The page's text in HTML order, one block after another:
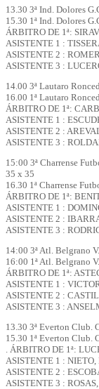
13.30 3ª Ind. Dolores
15.30 1ª Ind. Dolores
ÁRBITRO DE 1ª:
ASISTENTE 1 :
ASISTENTE 2 :
ASISTENTE 3 :
14.00 3ª Lautaro
16.00 1ª Lautaro
ÁRBITRO DE 1ª:
ASISTENTE 1 :
ASISTENTE 2 :
ASISTENTE 3 :
15:00 3ª Charrense
35 x 35
16.30 1ª Charrense
ÁRBITRO DE 1ª:
ASISTENTE 1 :
ASISTENTE 2 :
ASISTENTE 3 :
14:00 3ª Atl. Belgrano
16:00 1ª Atl. Belgrano
ÁRBITRO DE 1ª:
ASISTENTE 1 :
ASISTENTE 2 :
ASISTENTE 3 :
13.30 3ª Everton Club.
15.30 1ª Everton Club.
. ÁRBITRO DE 1ª:
ASISTENTE 1 : NIETO,
ASISTENTE 2 :
ASISTENTE 3 :